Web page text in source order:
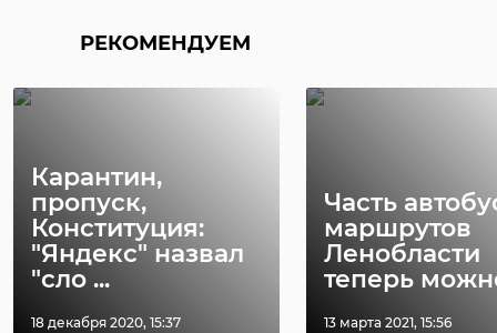
РЕКОМЕНДУЕМ
Карантин,
пропуск,
Конституция:
"Яндекс" назвал
"сло ...
18 декабря 2020, 15:37
Часть
маршрутов
Ленобласти
теперь
13 марта 2021, 15:56